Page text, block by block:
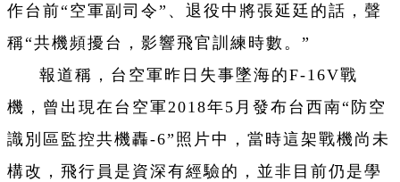
作台前“空軍副司令”、退役中將張延廷的話，聲
稱“共機頻擾台，影響飛官訓練時數。”
報道稱，台空軍昨日失事墜海的F-16V戰
機，曾出現在台空軍2018年5月發布台西南“防空
識別區監控共機轟-6”照片中，當時這架戰機尚未
構改，飛行員是資深有經驗的，並非目前仍是學